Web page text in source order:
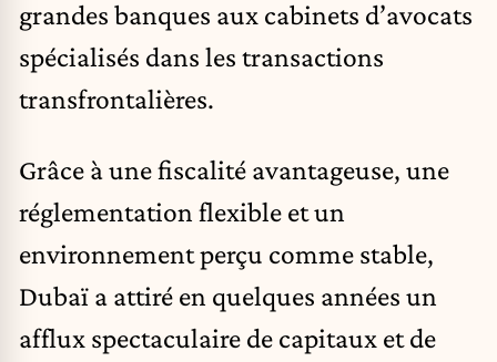
grandes banques aux cabinets d’avocats
spécialisés dans les transactions
transfrontalières.
Grâce à une fiscalité avantageuse, une
réglementation flexible et un
environnement perçu comme stable,
Dubaï a attiré en quelques années un
afflux spectaculaire de capitaux et de